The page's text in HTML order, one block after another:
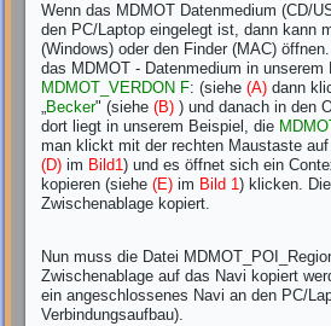
Wenn das MDMOT Datenmedium (CD/
den PC/Laptop eingelegt ist, dann kann
(Windows) oder den Finder (MAC)
das MDMOT - Datenmedium in unserem
MDMOT_VERDON F: (siehe(A) dann
„Becker" (siehe(B) ) und danach in den
dort liegt in unserem Beispiel, die
man klickt mit der rechten Maustaste
(D) im Bild1) und es öffnet sich ein
kopieren (siehe(E) im Bild 1) klicken.
Zwischenablage kopiert.
Nun muss die Datei
Zwischenablage auf das Navi kopiert
ein angeschlossenes Navi an den PC/
Verbindungsaufbau).